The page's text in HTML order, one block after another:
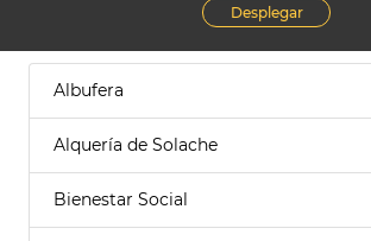
Desplegar
Albufera
Alquería de Solache
Bienestar Social